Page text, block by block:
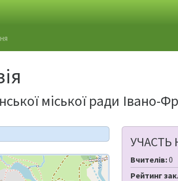
міської ради Івано-
УЧАСТЬ
Вчителів:0
Рейтинг